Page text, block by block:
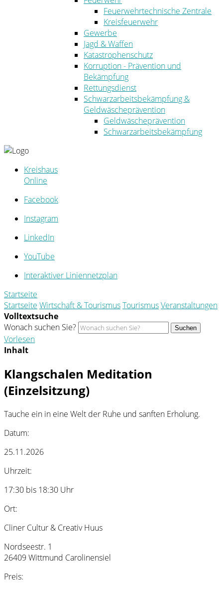
Feuerwehrtechnische Zentrale
Kreisfeuerwehr
Gewerbe
Jagd & Waffen
Katastrophenschutz
Korruption - Prävention und
Bekämpfung
Rettungsdienst
Schwarzarbeitsbekämpfung &
Geldwäscheprävention
Geldwäscheprävention
Schwarzarbeitsbekämpfung
Kreishaus
Online
Facebook
Instagram
LinkedIn
YouTube
Interaktiver Liniennetzplan
Startseite
Startseite Wirtschaft & TourismusTourismusVeranstaltungen
Volltextsuche
Wonach suchen Sie?
Suchen
Vorlesen
Inhalt
Klangschalen Meditation
(Einzelsitzung)
Tauche ein in eine Welt der Ruhe und sanften Erholung.
Datum:
25.11.2026
Uhrzeit:
17:30 bis 18:30 Uhr
Ort:
Cliner Cultur & Creativ Huus
Nordseestr. 1
26409 Wittmund Carolinensiel
Preis: